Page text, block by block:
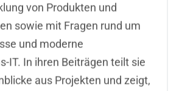
von Produkten und
sowie mit Fragen rund um
und moderne
IT. In ihren Beiträgen teilt sie
aus Projekten und zeigt,